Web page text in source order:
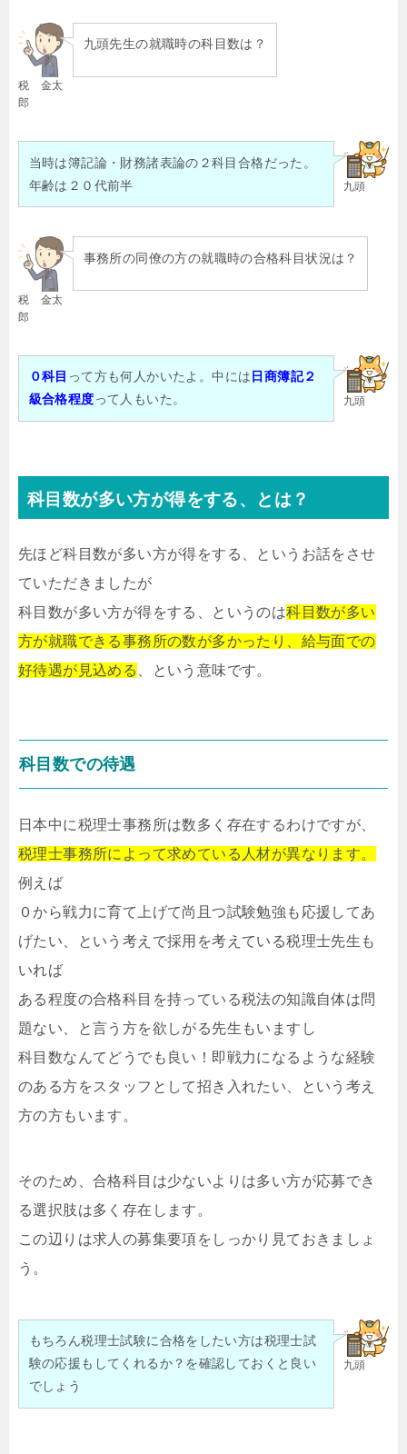
税 金太
郎
九頭先生の就職時の科目数は？
九頭
当時は簿記論・財務諸表論の２科目合格だった。
年齢は２０代前半
税 金太
郎
事務所の同僚の方の就職時の合格科目状況は？
九頭
０科目 って方も何人かいたよ。中には 日商簿記２
級合格程度って人もいた。
科目数が多い方が得をする、とは？
先ほど科目数が多い方が得をする、というお話をさせ
ていただきましたが
科目数が多い方が得をする、というのは科目数が多い
方が就職できる事務所の数が多かったり、給与面での
好待遇が見込める
、という意味です。
科目数での待遇
日本中に税理士事務所は数多く存在するわけですが、
税理士事務所によって求めている人材が異なります。
例えば
０から戦力に育て上げて尚且つ試験勉強も応援してあ
げたい、という考えで採用を考えている税理士先生も
いれば
ある程度の合格科目を持っている税法の知識自体は問
題ない、と言う方を欲しがる先生もいますし
科目数なんてどうでも良い！即戦力になるような経験
のある方をスタッフとして招き入れたい、という考え
方の方もいます。
そのため、合格科目は少ないよりは多い方が応募でき
る選択肢は多く存在します。
この辺りは求人の募集要項をしっかり見ておきましょ
う。
九頭
もちろん税理士試験に合格をしたい方は税理士試
験の応援もしてくれるか？を確認しておくと良い
でしょう